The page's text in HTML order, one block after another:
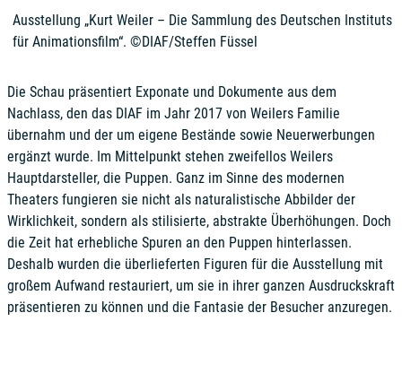
Ausstellung „Kurt Weiler – Die Sammlung des Deutschen Instituts
für Animationsfilm“. ©DIAF/Steffen Füssel
Die Schau präsentiert Exponate und Dokumente aus dem
Nachlass, den das DIAF im Jahr 2017 von Weilers Familie
übernahm und der um eigene Bestände sowie Neuerwerbungen
ergänzt wurde. Im Mittelpunkt stehen zweifellos Weilers
Hauptdarsteller, die Puppen. Ganz im Sinne des modernen
Theaters fungieren sie nicht als naturalistische Abbilder der
Wirklichkeit, sondern als stilisierte, abstrakte Überhöhungen. Doch
die Zeit hat erhebliche Spuren an den Puppen hinterlassen.
Deshalb wurden die überlieferten Figuren für die Ausstellung mit
großem Aufwand restauriert, um sie in ihrer ganzen Ausdruckskraft
präsentieren zu können und die Fantasie der Besucher anzuregen.